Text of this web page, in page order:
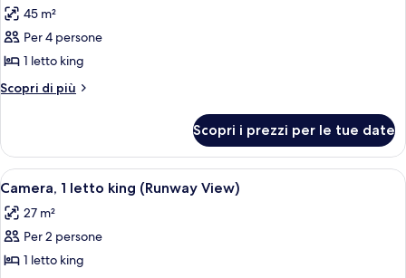
disabili
foto
per
Suite
familiare,
king,
accessibile
ai
disabili,
vasca
da
45 m²
Per 4 persone
1 letto king
Scopri di più
Altri
familiare,
letto
accessibile
ai
vasca
Scopri i prezzi per le tue date
Apri
tutte
le
foto
per
Un terminal aeroportuale con
7
Camera, 1 letto king (Runway View)
27 m²
Per 2 persone
1 letto king